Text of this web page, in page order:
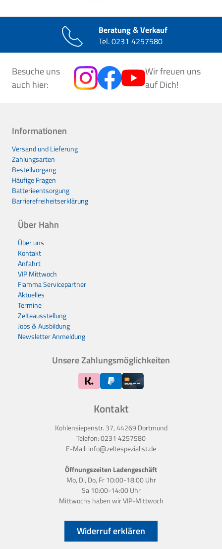
Beratung & Verkauf
Tel.0231 4257580
Besuche uns
auch hier:
Wir freuen uns
auf Dich!
Widerruf erklären
Informationen
Versand und Lieferung
Zahlungsarten
Bestellvorgang
Häufige Fragen
Batterieentsorgung
Barrierefreiheitserklärung
Über Hahn
Über uns
Kontakt
Anfahrt
VIP Mittwoch
Fiamma Servicepartner
Aktuelles
Termine
Zelteausstellung
Jobs & Ausbildung
Newsletter Anmeldung
Kontakt
Kohlensiepenstr. 37, 44269 Dortmund
Telefon:0231 4257580
E-Mail: info@zeltespezialist.de
Öffnungszeiten Ladengeschäft
Mo, Di, Do, Fr 10:00-18:00 Uhr
Sa 10:00-14:00 Uhr
Mittwochs haben wirVIP-Mittwoch
Unsere Zahlungsmöglichkeiten